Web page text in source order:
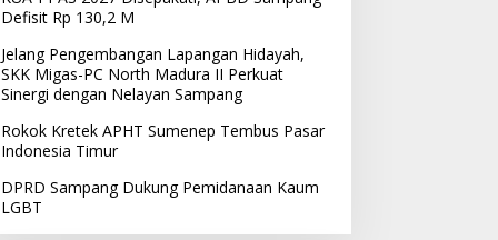
Madura,Sampang
Indahnya Alun-alun Trunojoyo
4, 2023
Defisit Rp 130,2 M
Jelang Pengembangan Lapangan Hidayah,
SKK Migas-PC North Madura II Perkuat
Sinergi dengan Nelayan Sampang
Rokok Kretek APHT Sumenep Tembus Pasar
Indonesia Timur
DPRD Sampang Dukung Pemidanaan Kaum
LGBT